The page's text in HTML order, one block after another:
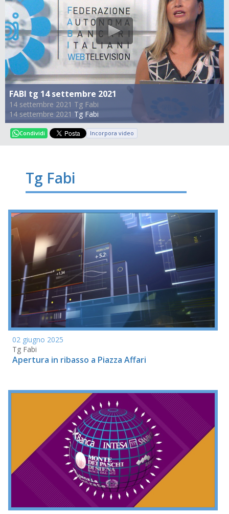
FABI tg 14 settembre 2021
14 settembre 2021 Tg Fabi
14 settembre 2021 Tg Fabi
Condividi Incorpora video
Tg Fabi
02 giugno 2025
Tg Fabi
Apertura in ribasso a Piazza Affari